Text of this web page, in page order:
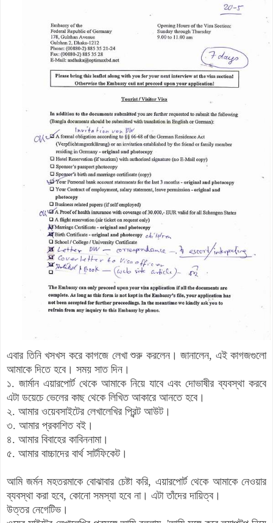
এবার তিনি খসখস করে কাগজে লেখা শুরু করলেন। জানালেন, এই কাগজগুলো
আমাকে দিতে হবে। সময় সাত দিন।
১. জার্মান এয়ারপোর্ট থেকে আমাকে নিয়ে যাবে এবং দোভাষীর ব্যবস্থা করবে
এটা ডয়েচে ভেলের কাছ থেকে লিখিত আকারে আনতে হবে।
২. আমার ওয়েবসাইটের লেখালেখির প্রিন্ট আউট।
৩. আমার প্রকাশিত বই।
৪. আমার বিবাহের কাবিননামা।
৫. আমার বাচ্চাদের বার্থ সার্টফিকেট।
আমি জর্মন মহতরমাকে বোঝাবার চেষ্টা করি, এয়ারপোর্ট থেকে আমাকে নেওয়ার
ব্যবস্থা করা হবে, কোনো সমস্যা হবে না। এটা তাঁদের দায়িত্ব।
উত্তর নেগেটিভ।